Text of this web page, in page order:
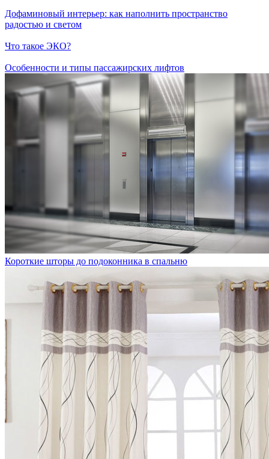
Дофаминовый интерьер: как наполнить пространство
радостью и светом
Что такое ЭКО?
Особенности и типы пассажирских лифтов
Короткие шторы до подоконника в спальню